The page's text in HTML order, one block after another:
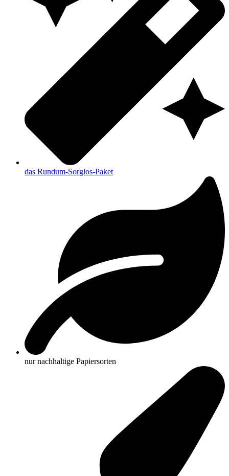
das Rundum-Sorglos-Paket
nur nachhaltige Papiersorten